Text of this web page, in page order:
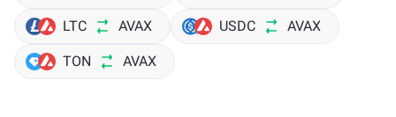
LTC AVAX USDC AVAX
TON AVAX